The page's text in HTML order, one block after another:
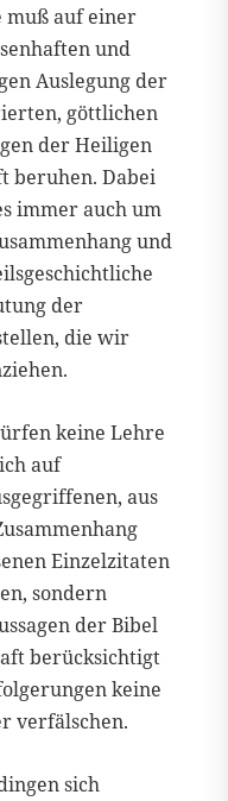
muß auf einer
und
Auslegung der
göttlichen
der Heiligen
beruhen. Dabei
immer auch um
und
der
die wir
keine Lehre
auf
aus
Einzelzitaten
sondern
der Bibel
berücksichtigt
keine
verfälschen.
sich